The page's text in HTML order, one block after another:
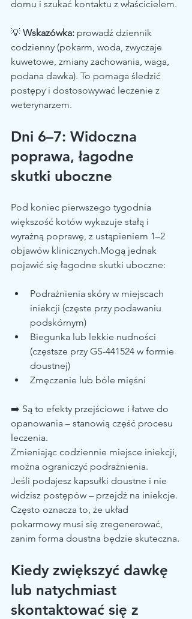
domu i szukać kontaktu z właścicielem.
💡 Wskazówka: prowadź dziennik
codzienny (pokarm, woda, zwyczaje
kuwetowe, zmiany zachowania, waga,
podana dawka). To pomaga śledzić
postępy i dostosowywać leczenie z
weterynarzem.
Dni 6–7: Widoczna
poprawa, łagodne
skutki uboczne
Pod koniec pierwszego tygodnia
większość kotów wykazuje stałą i
wyraźną poprawę, z ustąpieniem 1–2
objawów klinicznych.Mogą jednak
pojawić się łagodne skutki uboczne:
Podrażnienia skóry w miejscach
iniekcji (częste przy podawaniu
podskórnym)
Biegunka lub lekkie nudności
(częstsze przy GS-441524 w formie
doustnej)
Zmęczenie lub bóle mięśni
➡️ Są to efekty przejściowe i łatwe do
opanowania – stanowią część procesu
leczenia.
Zmieniając codziennie miejsce iniekcji,
można ograniczyć podrażnienia.
Jeśli podajesz kapsułki doustne i nie
widzisz postępów – przejdź na iniekcje.
Często oznacza to, że układ
pokarmowy musi się zregenerować,
zanim forma doustna będzie skuteczna.
Kiedy zwiększyć dawkę
lub natychmiast
skontaktować się z